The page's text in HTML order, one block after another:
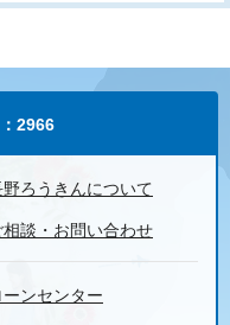
2966
野ろうきんについて
相談・お問い合わせ
ーンセンター